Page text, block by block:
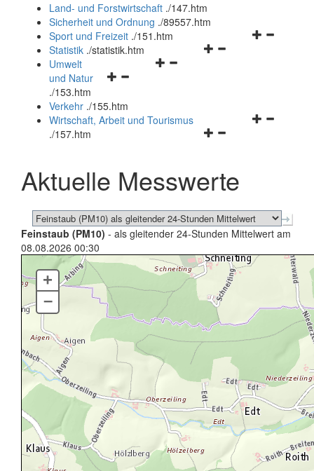
und
schließen
Land- und Forstwirtschaft ./147.htm
Sicherheit und Ordnung ./89557.htm
Navigationsmenü
Sport und Freizeit ./151.htm
Navigationsmenü
Statistik ./statistik.htm
Navigationsmenü
und
schließen
Umwelt
und Natur
./153.htm
Verkehr ./155.htm
Navigationsmenü
schließen
Wirtschaft, Arbeit und Tourismus
./157.htm
Aktuelle Messwerte
Feinstaub (PM10) - als gleitender 24-Stunden Mittelwert am
08.08.2026 00:30
+
–